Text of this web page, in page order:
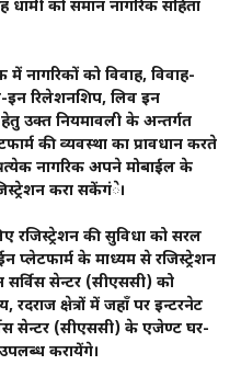
को समान नागरिक संहिता
नागरिकों को विवाह, विवाह-
इन रिलेशनशिप, लिव इन
उक्त नियमावली के अन्तर्गत
की व्यवस्था का प्रावधान करते
नागरिक अपने मोबाईल के
करा सकेंगंे।
रजिस्ट्रेशन की सुविधा को सरल
के माध्यम से रजिस्ट्रेशन
सर्विस सेन्टर (सीएससी) को
क्षेत्रों में जहाँ पर इन्टरनेट
सेन्टर (सीएससी) के एजेण्ट घर-
करायेंगे।